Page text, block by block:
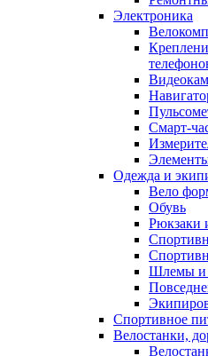
Электроника
Смарт-
Одежда и
Вело
Обувь
Рюкзаки
Шлемы и
Спортивное
Велостанки,